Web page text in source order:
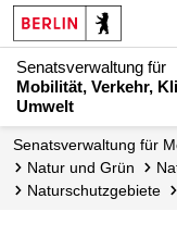
Senatsverwaltung für
Mobilität, Verkehr,
Umwelt
Senatsverwaltung für
Natur und Grün
Naturschutz­gebiete